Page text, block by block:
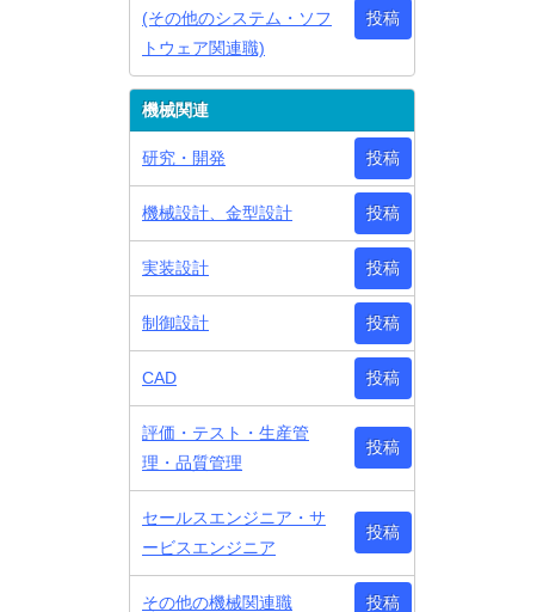
(その他のシステム・ソフ
トウェア関連職)
投稿
機械関連
研究・開発 投稿
機械設計、金型設計 投稿
実装設計 投稿
制御設計 投稿
CAD 投稿
評価・テスト・生産管
理・品質管理
投稿
セールスエンジニア・サ
ービスエンジニア
投稿
その他の機械関連職 投稿